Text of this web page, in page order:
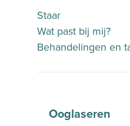
Staar
Wat past bij mij?
Behandelingen en
Ooglaseren